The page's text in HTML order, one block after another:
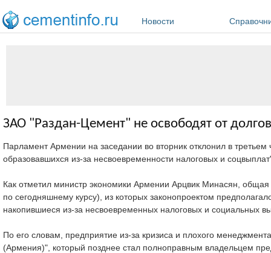
Новости
ЗАО "Раздан-Цемент" не освободят от
Парламент Армении на заседании во вторник отклонил в
образовавшихся из-за несвоевременности налоговых и
Как отметил министр экономики Армении Арцвик Минасян,
по сегодняшнему курсу), из которых законопроектом
накопившиеся из-за несвоевременных налоговых и социальных
По его словам, предприятие из-за кризиса и плохого
(Армения)", который позднее стал полноправным владельцем